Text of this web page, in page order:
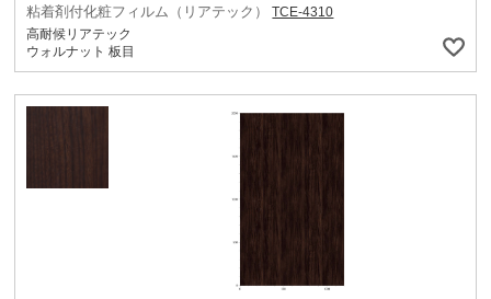
粘着剤付化粧フィルム（リアテック）
TCE-4310
高耐候リアテック
ウォルナット 板目